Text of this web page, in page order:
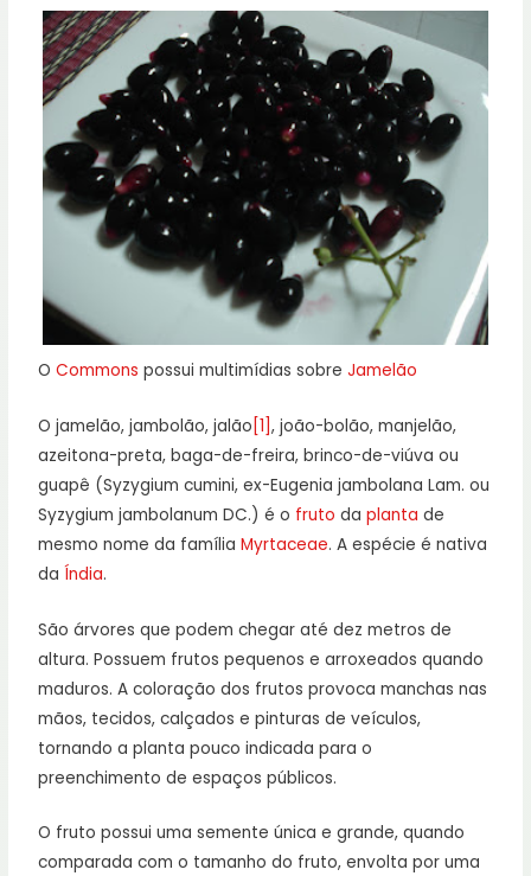
OCommons possui multimídias sobreJamelão
O jamelão, jambolão, jalão [1], joão-bolão, manjelão,
azeitona-preta, baga-de-freira, brinco-de-viúva ou
guapê (Syzygium cumini, ex-Eugenia jambolana Lam. ou
Syzygium jambolanum DC.) é o fruto daplanta de
mesmo nome da famíliaMyrtaceae. A espécie é nativa
daÍndia.
São árvores que podem chegar até dez metros de
altura. Possuem frutos pequenos e arroxeados quando
maduros. A coloração dos frutos provoca manchas nas
mãos, tecidos, calçados e pinturas de veículos,
tornando a planta pouco indicada para o
preenchimento de espaços públicos.
O fruto possui uma semente única e grande, quando
comparada com o tamanho do fruto, envolta por uma